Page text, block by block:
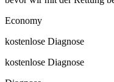
Economy
kostenlose Diagnose
kostenlose Diagnose